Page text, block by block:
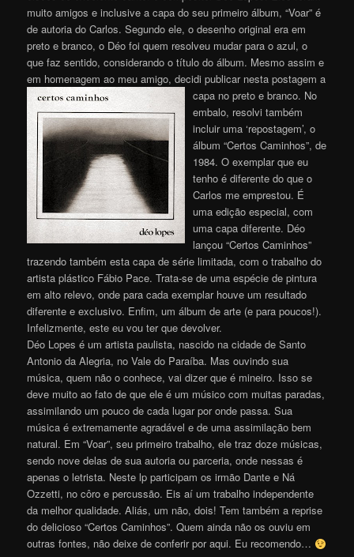
muito amigos e inclusive a capa do seu primeiro álbum, “Voar” é
de autoria do Carlos. Segundo ele, o desenho original era em
preto e branco, o Déo foi quem resolveu mudar para o azul, o
que faz sentido, considerando o título do álbum. Mesmo assim e
em homenagem ao meu amigo, decidi publicar nesta postagem a
capa no preto e branco. No
embalo, resolvi também
incluir uma ‘repostagem’, o
álbum “Certos Caminhos”, de
1984. O exemplar que eu
tenho é diferente do que o
Carlos me emprestou. É
uma edição especial, com
uma capa diferente. Déo
lançou “Certos Caminhos”
trazendo também esta capa de série limitada, com o trabalho do
artista plástico Fábio Pace. Trata-se de uma espécie de pintura
em alto relevo, onde para cada exemplar houve um resultado
diferente e exclusivo. Enfim, um álbum de arte (e para poucos!).
Infelizmente, este eu vou ter que devolver.
Déo Lopes é um artista paulista, nascido na cidade de Santo
Antonio da Alegria, no Vale do Paraíba. Mas ouvindo sua
música, quem não o conhece, vai dizer que é mineiro. Isso se
deve muito ao fato de que ele é um músico com muitas paradas,
assimilando um pouco de cada lugar por onde passa. Sua
música é extremamente agradável e de uma assimilação bem
natural. Em “Voar”, seu primeiro trabalho, ele traz doze músicas,
sendo nove delas de sua autoria ou parceria, onde nessas é
apenas o letrista. Neste lp participam os irmão Dante e Ná
Ozzetti, no côro e percussão. Eis aí um trabalho independente
da melhor qualidade. Aliás, um não, dois! Tem também a reprise
do delicioso “Certos Caminhos”. Quem ainda não os ouviu em
outras fontes, não deixe de conferir por aqui. Eu recomendo…